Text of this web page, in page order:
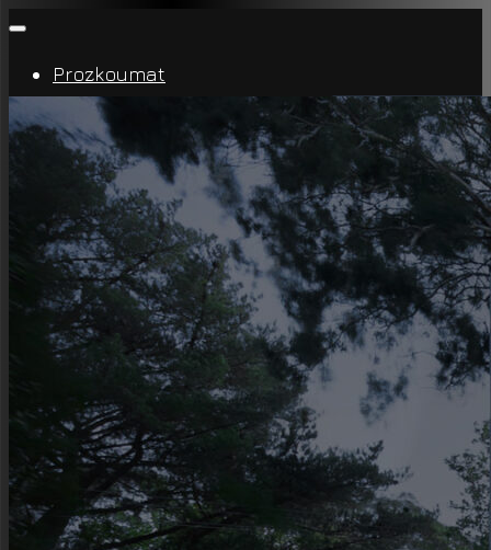
Prozkoumat
Značka
Kariéra a spolupráce
Značka Ampio
O nas
Spolupráce
Kontaktujte nás
Aplikace a návrhy
O aplikaci
Aplikace pro Android
Aplikace pro iOS
Kariéra a spolupráce